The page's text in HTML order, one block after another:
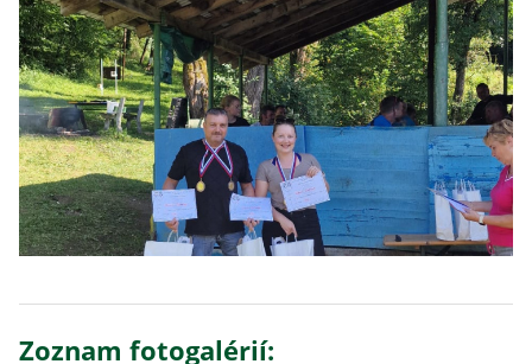
Zoznam fotogalérií: